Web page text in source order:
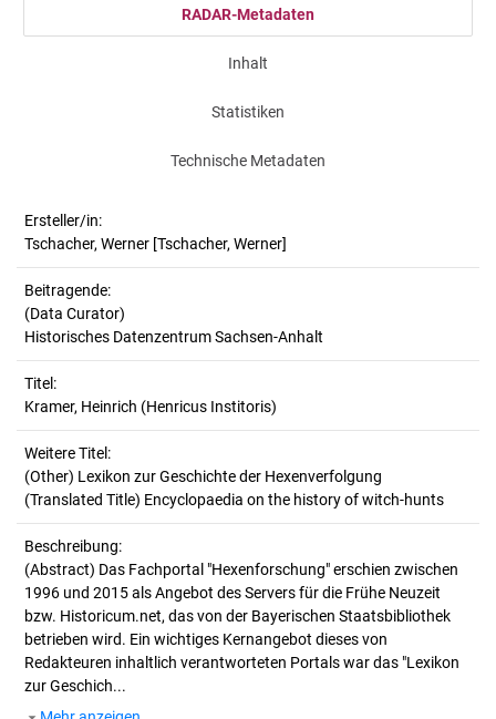
RADAR-Metadaten
Inhalt
Statistiken
Technische Metadaten
Ersteller/in:
Tschacher, Werner [Tschacher, Werner]
Beitragende:
(Data Curator)
Historisches Datenzentrum Sachsen-Anhalt
Titel:
Kramer, Heinrich (Henricus Institoris)
Weitere Titel:
(Other) Lexikon zur Geschichte der Hexenverfolgung
(Translated Title) Encyclopaedia on the history of witch-hunts
Beschreibung:
(Abstract) Das Fachportal "Hexenforschung" erschien zwischen
1996 und 2015 als Angebot des Servers für die Frühe Neuzeit
bzw. Historicum.net, das von der Bayerischen Staatsbibliothek
betrieben wird. Ein wichtiges Kernangebot dieses von
Redakteuren inhaltlich verantworteten Portals war das "Lexikon
zur Geschich...